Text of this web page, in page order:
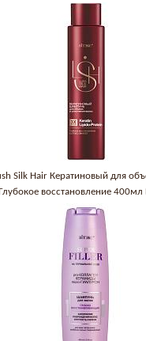
Silk Hair Кератиновый для
восстановление 400мл